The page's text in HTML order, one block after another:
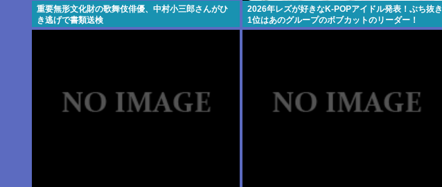
重要無形文化財の歌舞伎俳優、中村小三郎さんがひ
き逃げで書類送検
2026年レズが好きなK-POPアイドル発表！ぶち抜き
1位はあのグループのボブカットのリーダー！